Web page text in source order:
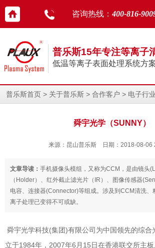
咨询热线： 400-816-
普乐斯15年专注等离子
低温等离子表面处理系统方
普乐斯首页 > 关于普乐斯 > 合作客户 > 电子行业
舜宇光学（SUNNY）
来源：昆山普乐斯 日期：2018-08-
文章导读： 手机摄像头模组，又称为CCM，是由镜头
（Holder）、红外截止滤光片（IR）、图像传感器
电容、连接器(Connector)等组成。涉及到CCM清洗、
离子处理已变得不可或缺。
舜宇光学科技(集团)有限公司为中国领先的综合
立于1984年，2007年6月15日在香港联交所主